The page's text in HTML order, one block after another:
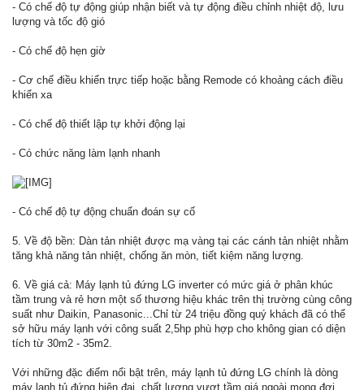
- Có chế độ tự động giúp nhận biết và tự động điều chỉnh nhiệt độ, lưu
lượng và tốc độ gió
- Có chế độ hẹn giờ
- Cơ chế điều khiển trực tiếp hoặc bằng Remode có khoảng cách điều
khiển xa
- Có chế độ thiết lập tự khởi động lại
- Có chức năng làm lạnh nhanh
- Có chế độ tự động chuẩn đoán sự cố
5. Về độ bền: Dàn tản nhiệt được mạ vàng tại các cánh tản nhiệt nhằm
tăng khả năng tản nhiệt, chống ăn mòn, tiết kiệm năng lượng.
6. Về giá cả: Máy lạnh tủ đứng LG inverter có mức giá ở phân khúc
tầm trung và rẻ hơn một số thương hiệu khác trên thị trường cùng công
suất như Daikin, Panasonic...Chỉ từ 24 triệu đồng quý khách đã có thể
sở hữu máy lạnh với công suất 2,5hp phù hợp cho không gian có diện
tích từ 30m2 - 35m2.
Với những đặc điểm nổi bật trên, máy lạnh tủ đứng LG chính là dòng
máy lạnh tủ đứng hiện đại, chất lượng vượt tầm giá ngoài mong đợi